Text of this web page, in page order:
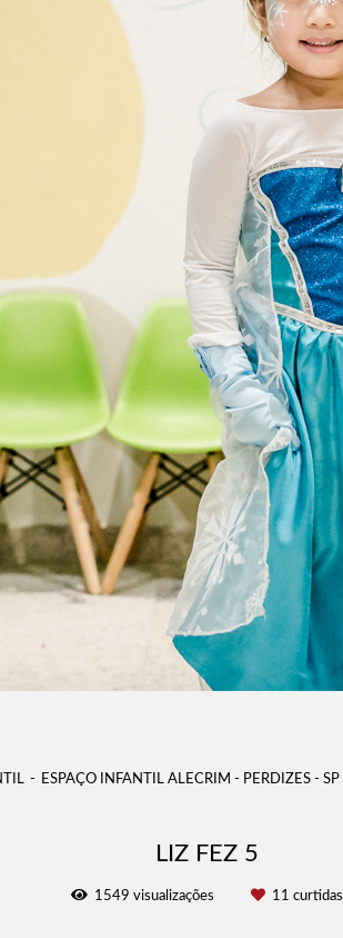
ESPAÇO INFANTIL ALECRIM - PERDIZES - SP
LIZ FEZ 5
1549 visualizações 11 curtidas